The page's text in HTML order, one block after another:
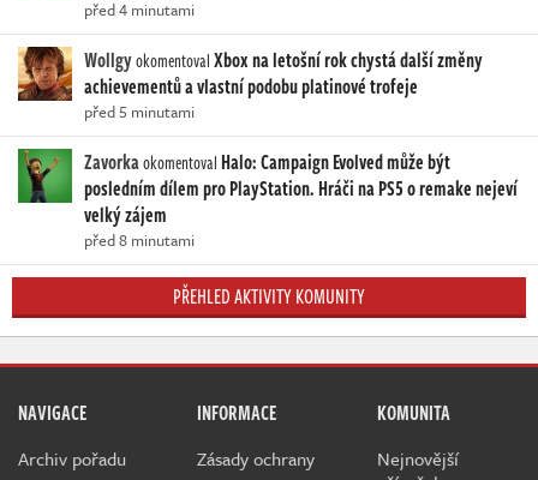
před 4 minutami
WollgyokomentovalXbox na letošní rok chystá další změny
achievementů a vlastní podobu platinové trofeje
před 5 minutami
Zavorkaokomentoval Halo: Campaign Evolved může být
posledním dílem pro PlayStation. Hráči na PS5 o remake nejeví
velký zájem
před 8 minutami
PŘEHLED AKTIVITY KOMUNITY
NAVIGACE
Archiv pořadu
INFORMACE
Zásady ochrany
KOMUNITA
Nejnovější